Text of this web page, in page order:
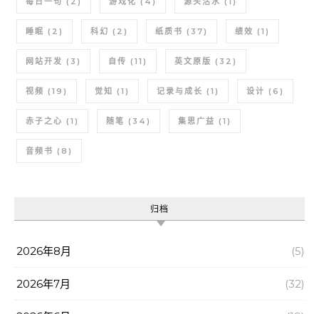
睡眠 (2) 科幻 (2) 纸质书 (37) 绩效 (1)
网站开发 (3) 自传 (11) 英文原版 (32)
视频 (19) 觉知 (1) 记录与成长 (1) 设计 (6)
赤子之心 (1) 随笔 (34) 集思广益 (1)
音频书 (8)
归档
2026年8月 (5)
2026年7月 (32)